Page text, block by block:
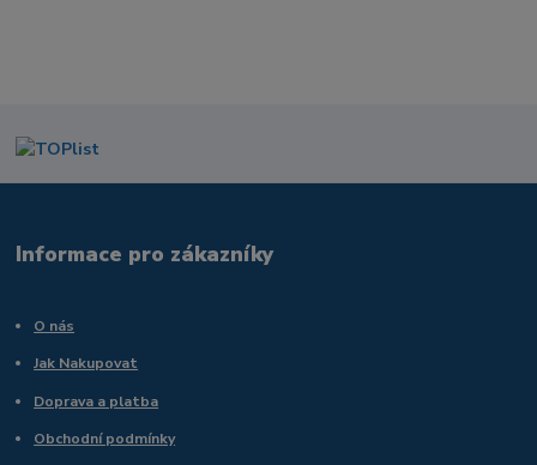
Informace pro zákazníky
O nás
Jak Nakupovat
Doprava a platba
Obchodní podmínky